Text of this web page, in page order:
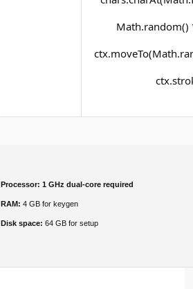
Math.random()
Processor: 1 GHz dual-core required
RAM: 4 GB for keygen
Disk space: 64 GB for setup